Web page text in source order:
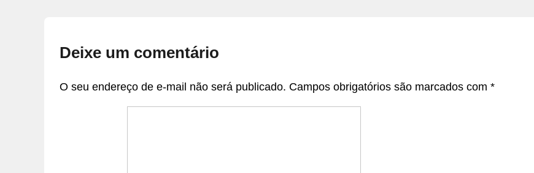
Deixe um comentário
O seu endereço de e-mail não será publicado. Campos obrigatórios são marcados com *